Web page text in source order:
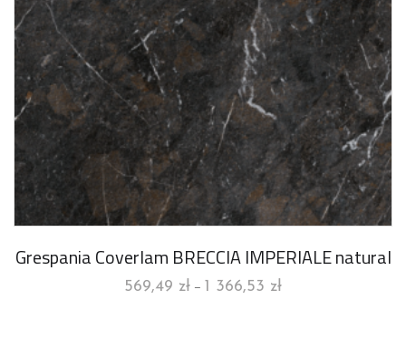
Grespania Coverlam BRECCIA IMPERIALE natural
569,49 zł – 1 366,53 zł